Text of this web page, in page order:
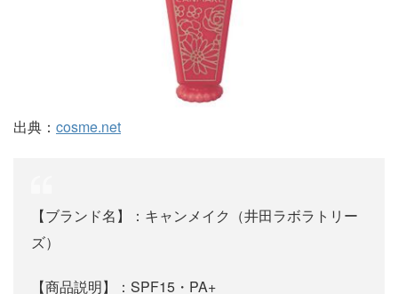
出典： cosme.net
【ブランド名】：キャンメイク（井田ラボラトリー
ズ）
【商品説明】：SPF15・PA+